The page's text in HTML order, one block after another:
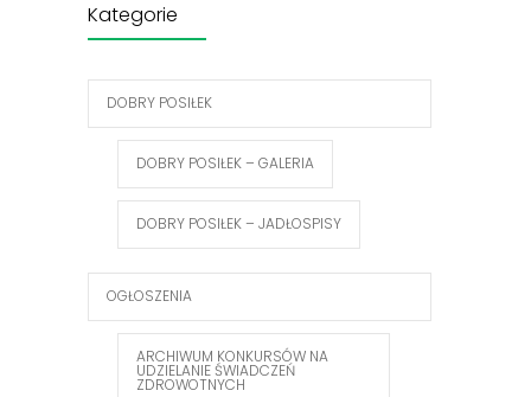
Kategorie
DOBRY POSIŁEK
DOBRY POSIŁEK – GALERIA
DOBRY POSIŁEK – JADŁOSPISY
OGŁOSZENIA
ARCHIWUM KONKURSÓW NA
UDZIELANIE ŚWIADCZEŃ
ZDROWOTNYCH